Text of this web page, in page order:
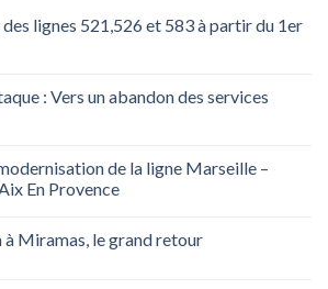
des lignes 521,526 et 583 à partir du 1er
: Vers un abandon des services
de la ligne Marseille –
En Provence
à Miramas, le grand retour